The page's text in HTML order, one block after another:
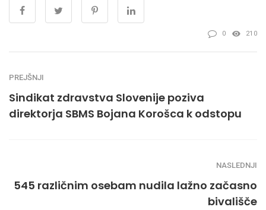
0 210
PREJŠNJI
Sindikat zdravstva Slovenije poziva
direktorja SBMS Bojana Korošca k odstopu
NASLEDNJI
545 različnim osebam nudila lažno začasno
bivališče